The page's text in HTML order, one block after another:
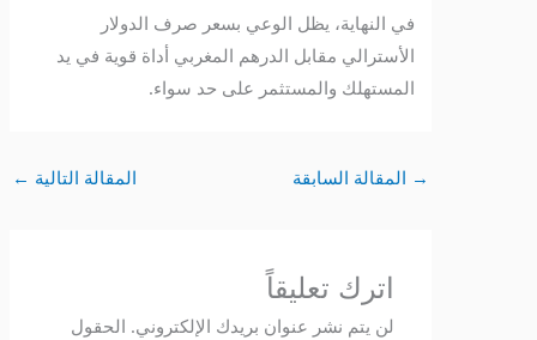
في النهاية، يظل الوعي بسعر صرف الدولار
الأسترالي مقابل الدرهم المغربي أداة قوية في يد
المستهلك والمستثمر على حد سواء.
المقالة السابقة المقالة التالية←
اترك تعليقاً
لن يتم نشر عنوان بريدك الإلكتروني. الحقول